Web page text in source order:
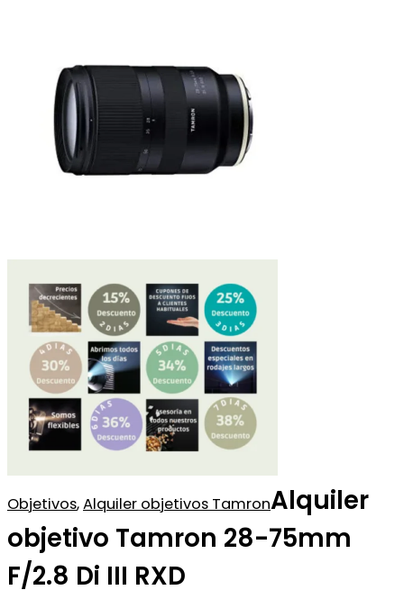
Objetivos,Alquiler objetivos TamronAlquiler
objetivo Tamron 28-75mm
F/2.8 Di III RXD